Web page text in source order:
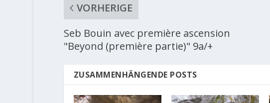
VORHERIGE
Seb Bouin avec première ascension
"Beyond (première partie)" 9a/+
ZUSAMMENHÄNGENDE POSTS